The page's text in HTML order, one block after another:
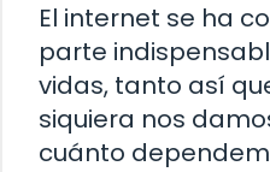
El internet se ha
parte
vidas, tanto así
siquiera nos
cuánto